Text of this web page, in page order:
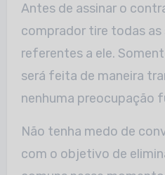
Antes de assinar o
comprador tire todas as
referentes a ele.
será feita de maneira
nenhuma preocupação
Não tenha medo de
com o objetivo de